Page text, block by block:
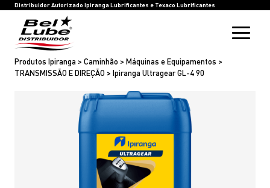
Distribuidor Autorizado Ipiranga Lubrificantes e Texaco Lubrificantes
HOME
BEL LUBE
BLOG
RASTREIE SUA COMPRA
INOVAÇÃO
SAC
IPIRANGA LUBRIFICANTES
TEXACO LUBRIFICANTES
Produtos Ipiranga > Caminhão > Máquinas e Equipamentos >
TRANSMISSÃO E DIREÇÃO > Ipiranga Ultragear GL-4 90